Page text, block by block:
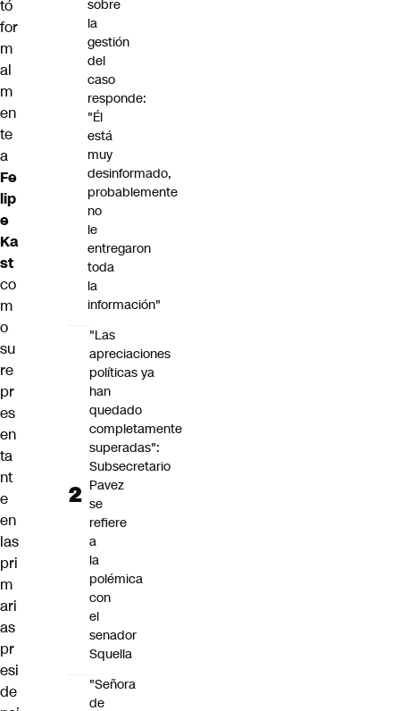
tó
for
m
al
m
en
te
a
Fe
lip
e
Ka
st
co
m
o
su
re
pr
es
en
ta
nt
e
en
las
pri
m
ari
as
pr
esi
de
sobre
la
gestión
del
caso
responde:
"Él
está
muy
desinformado,
probablemente
no
le
entregaron
toda
la
información"
"Las
apreciaciones
políticas ya
han
quedado
completamente
superadas":
Subsecretario
Pavez
se
refiere
a
la
polémica
con
el
senador
Squella
"Señora
de